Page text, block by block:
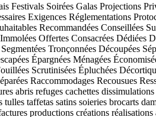
Festivals Soirées Galas Projections
Exigences Réglementations
Recommandées Conseillées
Offertes Consacrées Dédiées
Tronçonnées Découpées
Épargnées Ménagées
Scrutinisées Épluchées
Raccommodages Recousues
refuges cachettes
taffetas satins soieries brocarts
productions créations